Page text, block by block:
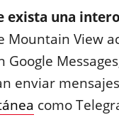
exista una
Mountain View
Google
enviar
como